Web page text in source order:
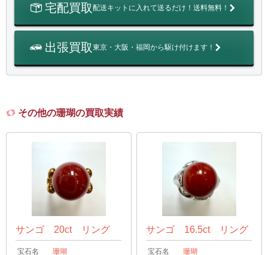
宅配買取配送キットに入れて送るだけ！送料無料！
出張買取東京・大阪・福岡から駆け付けます！
その他の珊瑚の買取実績
サンゴ 20ct リング
宝石名 珊瑚
サンゴ 16.5ct リング
宝石名 珊瑚